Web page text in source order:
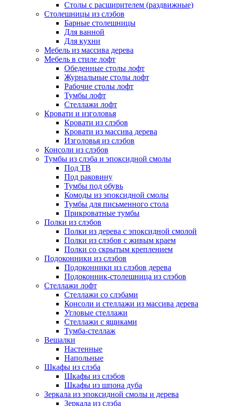
Столы с расширителем (раздвижные)
Столешницы из слэбов
Барные столешницы
Для ванной
Для кухни
Мебель из массива дерева
Мебель в стиле лофт
Обеденные столы лофт
Журнальные столы лофт
Рабочие столы лофт
Тумбы лофт
Стеллажи лофт
Кровати и изголовья
Кровати из слэбов
Кровати из массива дерева
Изголовья из слэбов
Консоли из слэбов
Тумбы из слэба и эпоксидной смолы
Под ТВ
Под раковину
Тумбы под обувь
Комоды из эпоксидной смолы
Тумбы для письменного стола
Прикроватные тумбы
Полки из слэбов
Полки из дерева с эпоксидной смолой
Полки из слэбов с живым краем
Полки со скрытым креплением
Подоконники из слэбов
Подоконники из слэбов дерева
Подоконник-столешница из слэбов
Стеллажи лофт
Стеллажи со слэбами
Консоли и стеллажи из массива дерева
Угловые стеллажи
Стеллажи с ящиками
Тумба-стеллаж
Вешалки
Настенные
Напольные
Шкафы из слэба
Шкафы из слэбов
Шкафы из шпона дуба
Зеркала из эпоксидной смолы и дерева
Зеркала из слэба